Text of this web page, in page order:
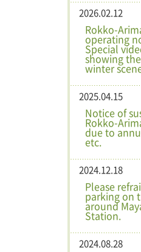
2026.02.12
Rokko-
operating
Special
showing
winter
2025.04.15
Notice of
Rokko-
due to
etc.
2024.12.18
Please
parking on
around
Station.
2024.08.28